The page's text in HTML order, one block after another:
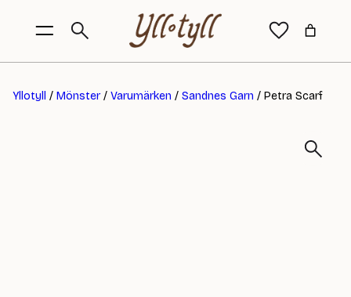
Yllotyll / Mönster/ Varumärken / Sandnes Garn / Petra Scarf